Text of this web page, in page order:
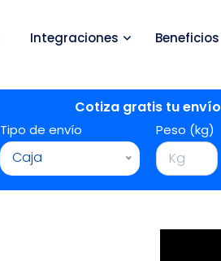
Integraciones Beneficios
Cotiza gratis tu envío
Tipo de envío
Caja
Peso (kg)